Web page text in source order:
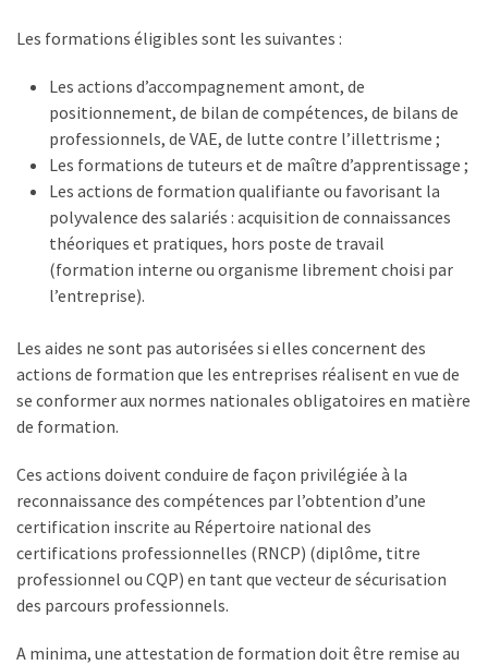
Les formations éligibles sont les suivantes :
Les actions d’accompagnement amont, de
positionnement, de bilan de compétences, de bilans de
professionnels, de VAE, de lutte contre l’illettrisme ;
Les formations de tuteurs et de maître d’apprentissage ;
Les actions de formation qualifiante ou favorisant la
polyvalence des salariés : acquisition de connaissances
théoriques et pratiques, hors poste de travail
(formation interne ou organisme librement choisi par
l’entreprise).
Les aides ne sont pas autorisées si elles concernent des
actions de formation que les entreprises réalisent en vue de
se conformer aux normes nationales obligatoires en matière
de formation.
Ces actions doivent conduire de façon privilégiée à la
reconnaissance des compétences par l’obtention d’une
certification inscrite au Répertoire national des
certifications professionnelles (RNCP) (diplôme, titre
professionnel ou CQP) en tant que vecteur de sécurisation
des parcours professionnels.
A minima, une attestation de formation doit être remise au